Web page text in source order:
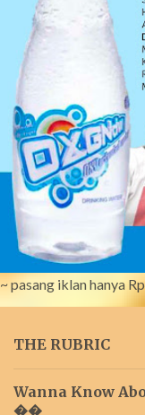
~ pasang iklan hanya
THE RUBRIC
Wanna Know
��